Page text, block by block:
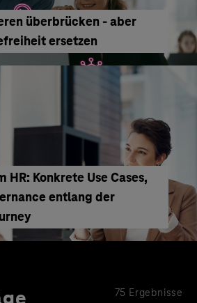
überbrücken - aber
ersetzen
HR: Konkrete Use Cases,
entlang der
75 Ergebnisse